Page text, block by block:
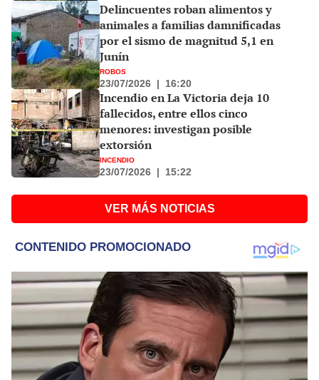
Delincuentes roban alimentos y
animales a familias damnificadas
por el sismo de magnitud 5,1 en
Junín
ROBOS
23/07/2026 | 16:20
Incendio en La Victoria deja 10
fallecidos, entre ellos cinco
menores: investigan posible
extorsión
INCENDIO
23/07/2026 | 15:22
VER MÁS NOTICIAS